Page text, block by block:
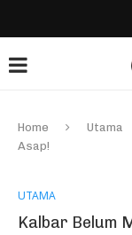
Home Utama
Asap!
UTAMA
Kalbar Belum